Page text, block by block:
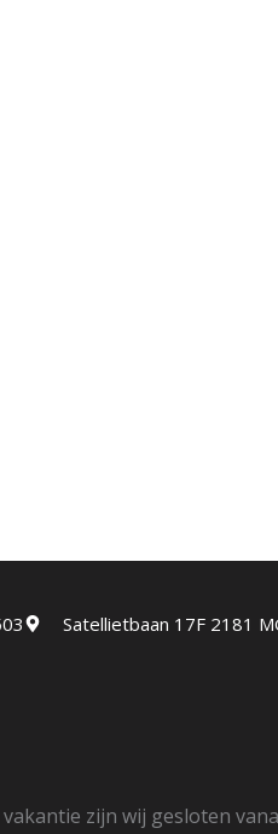
Satellietbaan 17F 2181
zijn wij gesloten